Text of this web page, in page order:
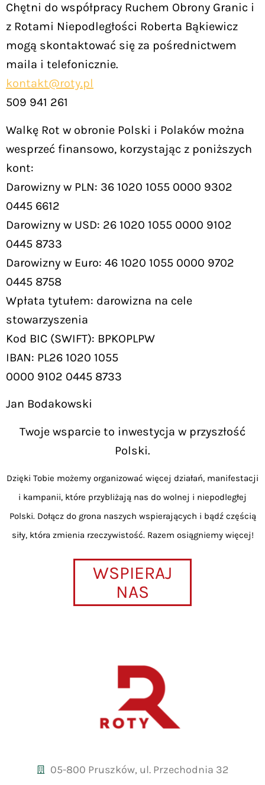
Chętni do współpracy Ruchem Obrony Granic i
z Rotami Niepodległości Roberta Bąkiewicz
mogą skontaktować się za pośrednictwem
maila i telefonicznie.
kontakt@roty.pl
509 941 261
Walkę Rot w obronie Polski i Polaków można
wesprzeć finansowo, korzystając z poniższych
kont:
Darowizny w PLN: 36 1020 1055 0000 9302
0445 6612
Darowizny w USD: 26 1020 1055 0000 9102
0445 8733
Darowizny w Euro: 46 1020 1055 0000 9702
0445 8758
Wpłata tytułem: darowizna na cele
stowarzyszenia
Kod BIC (SWIFT): BPKOPLPW
IBAN: PL26 1020 1055
0000 9102 0445 8733
Jan Bodakowski
Twoje wsparcie to inwestycja w przyszłość
Polski.
Dzięki Tobie możemy organizować więcej działań, manifestacji
i kampanii, które przybliżają nas do wolnej i niepodległej
Polski. Dołącz do grona naszych wspierających i bądź częścią
siły, która zmienia rzeczywistość. Razem osiągniemy więcej!
WSPIERAJ
NAS
05-800 Pruszków, ul. Przechodnia 32